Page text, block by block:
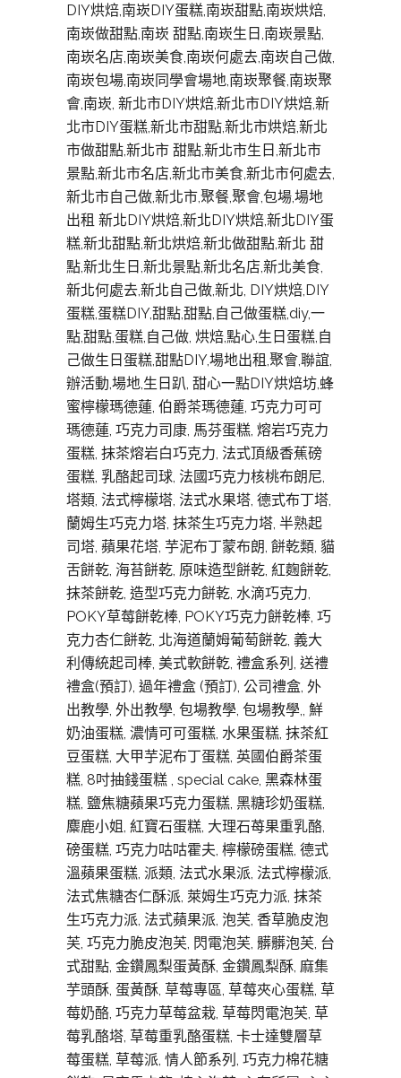
DIY烘焙,南崁DIY蛋糕,南崁甜點,南崁烘焙,
南崁做甜點,南崁 甜點,南崁生日,南崁景點,
南崁名店,南崁美食,南崁何處去,南崁自己做,
南崁包場,南崁同學會場地,南崁聚餐,南崁聚
會,南崁, 新北市DIY烘焙,新北市DIY烘焙,新
北市DIY蛋糕,新北市甜點,新北市烘焙,新北
市做甜點,新北市 甜點,新北市生日,新北市
景點,新北市名店,新北市美食,新北市何處去,
新北市自己做,新北市,聚餐,聚會,包場,場地
出租 新北DIY烘焙,新北DIY烘焙,新北DIY蛋
糕,新北甜點,新北烘焙,新北做甜點,新北 甜
點,新北生日,新北景點,新北名店,新北美食,
新北何處去,新北自己做,新北, DIY烘焙,DIY
蛋糕,蛋糕DIY,甜點,甜點,自己做蛋糕,diy,一
點,甜點,蛋糕,自己做, 烘焙,點心,生日蛋糕,自
己做生日蛋糕,甜點DIY,場地出租,聚會,聯誼,
辦活動,場地,生日趴, 甜心一點DIY烘焙坊,蜂
蜜檸檬瑪德蓮, 伯爵茶瑪德蓮, 巧克力可可
瑪德蓮, 巧克力司康, 馬芬蛋糕, 熔岩巧克力
蛋糕, 抹茶熔岩白巧克力, 法式頂級香蕉磅
蛋糕, 乳酪起司球, 法國巧克力核桃布朗尼,
塔類, 法式檸檬塔, 法式水果塔, 德式布丁塔,
蘭姆生巧克力塔, 抹茶生巧克力塔, 半熟起
司塔, 蘋果花塔, 芋泥布丁蒙布朗, 餅乾類, 貓
舌餅乾, 海苔餅乾, 原味造型餅乾, 紅麴餅乾,
抹茶餅乾, 造型巧克力餅乾, 水滴巧克力,
POKY草莓餅乾棒, POKY巧克力餅乾棒, 巧
克力杏仁餅乾, 北海道蘭姆葡萄餅乾, 義大
利傳統起司棒, 美式軟餅亁, 禮盒系列, 送禮
禮盒(預訂), 過年禮盒 (預訂), 公司禮盒, 外
出教學, 外出教學, 包場教學, 包場教學,, 鮮
奶油蛋糕, 濃情可可蛋糕, 水果蛋糕, 抹茶紅
豆蛋糕, 大甲芋泥布丁蛋糕, 英國伯爵茶蛋
糕, 8吋抽錢蛋糕 , special cake, 黑森林蛋
糕, 鹽焦糖蘋果巧克力蛋糕, 黑糖珍奶蛋糕,
麋鹿小姐, 紅寶石蛋糕, 大理石苺果重乳酪,
磅蛋糕, 巧克力咕咕霍夫, 檸檬磅蛋糕, 德式
溫蘋果蛋糕, 派類, 法式水果派, 法式檸檬派,
法式焦糖杏仁酥派, 萊姆生巧克力派, 抹茶
生巧克力派, 法式蘋果派, 泡芙, 香草脆皮泡
芙, 巧克力脆皮泡芙, 閃電泡芙, 髒髒泡芙, 台
式甜點, 金鑽鳳梨蛋黃酥, 金鑽鳳梨酥, 麻集
芋頭酥, 蛋黃酥, 草莓專區, 草莓夾心蛋糕, 草
莓奶酪, 巧克力草莓盆栽, 草莓閃電泡芙, 草
莓乳酪塔, 草莓重乳酪蛋糕, 卡士達雙層草
莓蛋糕, 草莓派, 情人節系列, 巧克力棉花糖